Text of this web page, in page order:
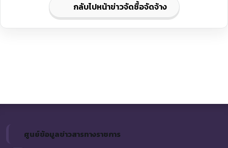
กลับไปหน้าข่าวจัดซื้อจัดจ้าง
ศูนย์ข้อมูลข่าวสารทางราชการ